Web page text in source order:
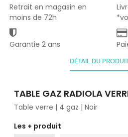
Retrait en magasin en
moins de 72h
Garantie 2 ans
DÉTAIL DU PRODUIT
TABLE GAZ RADIOLA
Table verre | 4 gaz | Noir
Les + produit